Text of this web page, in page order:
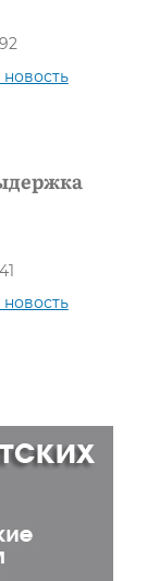
новость
новость